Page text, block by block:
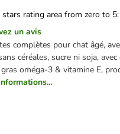
stars rating area from zero to
un avis
complètes pour chat âgé,
céréales, sucre ni soja,
oméga-3 & vitamine E,